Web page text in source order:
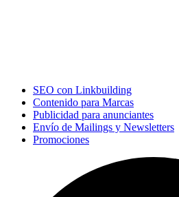
SEO con Linkbuilding
Contenido para Marcas
Publicidad para anunciantes
Envío de Mailings y Newsletters
Promociones